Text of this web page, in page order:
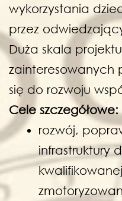
wykorzystania
przez
Duża skala
zainteresowanych
się do rozwoju
Cele szczegółowe:
rozwój,
infrastruktury